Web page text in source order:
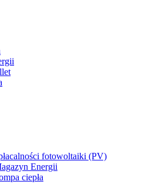
fotowoltaiki (PV)
Energii
ciepła